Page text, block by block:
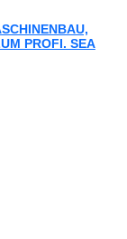
PROFI. SEA